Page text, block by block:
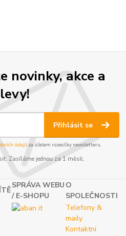
novinky, akce a
Přihlásit se
údajůza účelem rozesílky newsletteru.
Zasíláme jednou za 1 měsíc.
SPRÁVA WEBU
/ E-SHOPU
O
SPOLEČNOSTI
Telefony &
maily
Kontaktní